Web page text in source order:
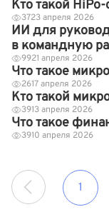
3723 апреля 2026
Кто такой
9921 апреля 2026
ИИ для
в командную
2617 апреля 2026
Что такое
3913 апреля 2026
Кто такой
3910 апреля 2026
Что такое
1